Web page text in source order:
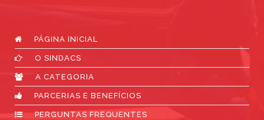
PÁGINA INICIAL
O SINDACS
A CATEGORIA
PARCERIAS E BENEFÍCIOS
PERGUNTAS FREQUENTES